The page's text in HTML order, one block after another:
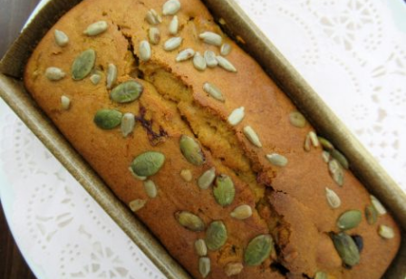
「Ａ
mity
い
ち
は
ら」
が、
毎
月
第
水
ぐ
れ
カ
フ